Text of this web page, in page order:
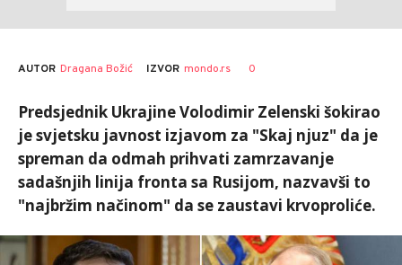
AUTOR Dragana Božić IZVOR mondo.rs 0
Predsjednik Ukrajine Volodimir Zelenski šokirao
je svjetsku javnost izjavom za "Skaj njuz" da je
spreman da odmah prihvati zamrzavanje
sadašnjih linija fronta sa Rusijom, nazvavši to
"najbržim načinom" da se zaustavi krvoproliće.